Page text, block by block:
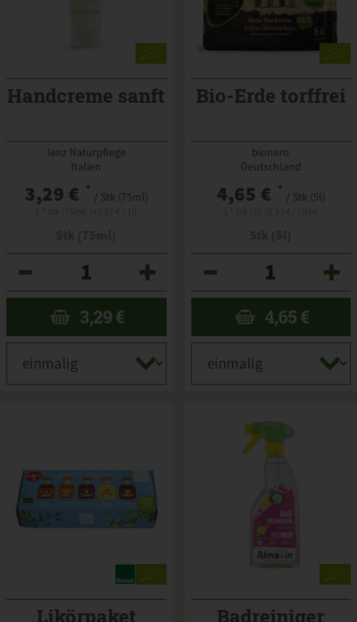
Handcreme sanft
lenz Naturpflege
Italien
3,29 € * / Stk (75ml)
3,29 €
Bio-Erde torffrei
bionero
Deutschland
4,65 € * / Stk (5l)
4,65 €
Likörpaket Badreiniger